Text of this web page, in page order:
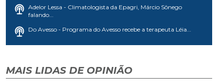
Adelor Lessa - Climatologista da Epagri, Márcio Sônego
falando...
Do Avesso - Programa do Avesso recebe a terapeuta Léia...
MAIS LIDAS DE OPINIÃO